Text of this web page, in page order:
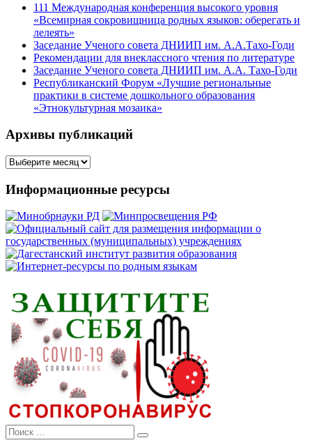
111 Международная конференция высокого уровня
«Всемирная сокровищница родных языков: оберегать и
лелеять»
Заседание Ученого совета ДНИИП им. А.А.Тахо-Годи
Рекомендации для внеклассного чтения по литературе
Заседание Ученого совета ДНИИП им. А.А. Тахо-Годи
Республиканский Форум «Лучшие региональные
практики в системе дошкольного образования
«Этнокультурная мозаика»
Архивы публикаций
Архивы
Информационные ресурсы
Поиск